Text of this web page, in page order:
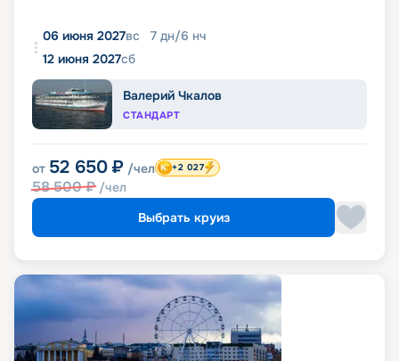
06 июня 2027вс 7 дн/6 нч
12 июня 2027сб
Валерий Чкалов
СТАНДАРТ
от 52 650 ₽ /чел
58 500₽ /чел
+2 027
Выбрать круиз